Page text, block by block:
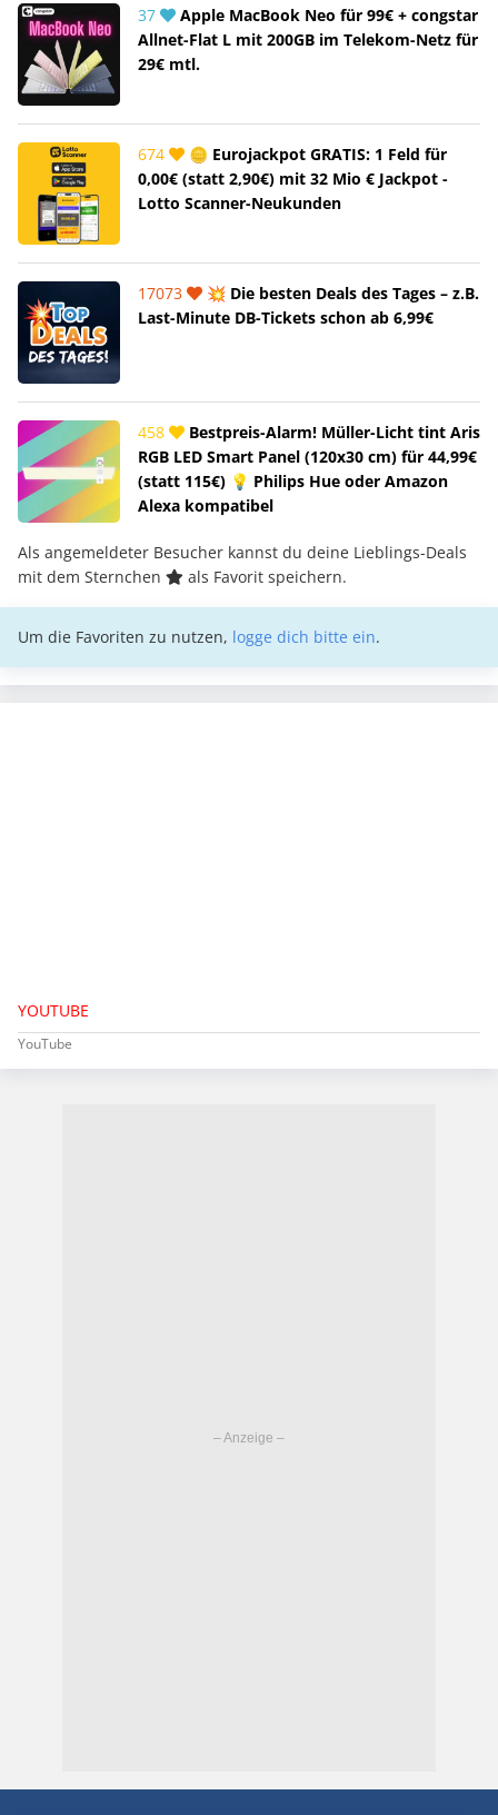
37
Apple MacBook Neo für 99€ + congstar
Allnet-Flat L mit 200GB im Telekom-Netz für
29€ mtl.
674
🪙 Eurojackpot GRATIS: 1 Feld für
0,00€ (statt 2,90€) mit 32 Mio € Jackpot -
Lotto Scanner-Neukunden
17073
💥 Die besten Deals des Tages – z.B.
Last-Minute DB-Tickets schon ab 6,99€
458
Bestpreis-Alarm! Müller-Licht tint Aris
RGB LED Smart Panel (120x30 cm) für 44,99€
(statt 115€) 💡 Philips Hue oder Amazon
Alexa kompatibel
Als angemeldeter Besucher kannst du deine Lieblings-Deals
mit dem Sternchen
als Favorit speichern.
Um die Favoriten zu nutzen, logge dich bitte ein.
YOUTUBE
YouTube